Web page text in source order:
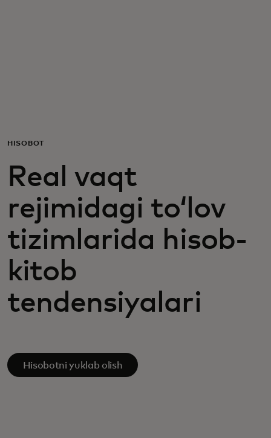
Innovatorlar uchun
Yangiliklar va trendlar
HISOBOT
Real vaqt
rejimidagi toʻlov
tizimlarida hisob-
kitob
tendensiyalari
Hisobotni yuklab olish